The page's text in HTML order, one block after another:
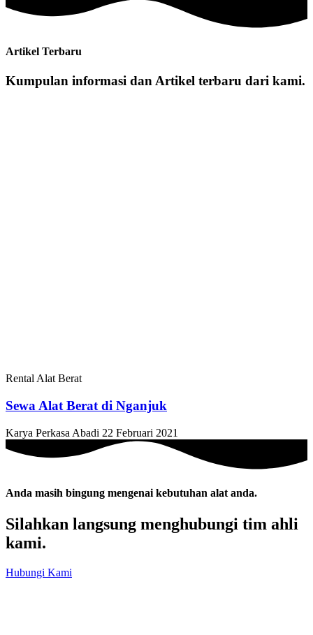
Artikel Terbaru
Kumpulan informasi dan Artikel terbaru dari kami.
Rental Alat Berat
Sewa Alat Berat di Nganjuk
Karya Perkasa Abadi 22 Februari 2021
Anda masih bingung mengenai kebutuhan alat anda.
Silahkan langsung menghubungi tim ahli
kami.
Hubungi Kami